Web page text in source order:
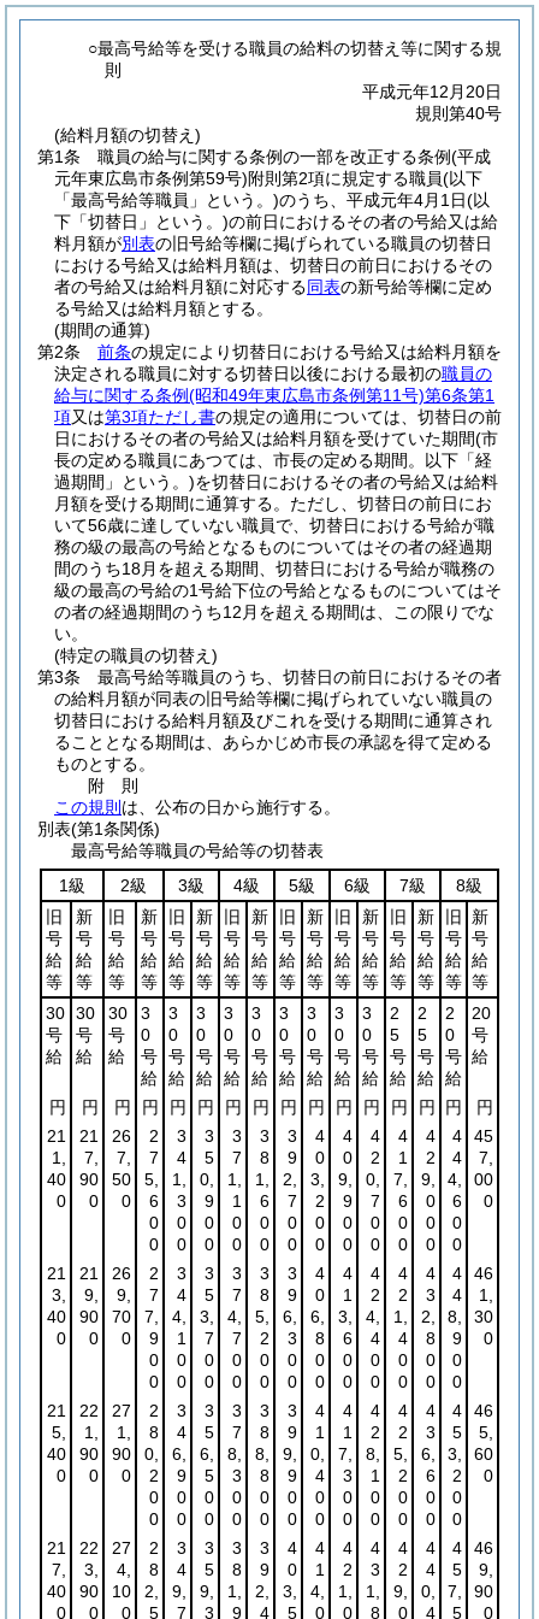
○最高号給等を受ける職員の給料の切替え等に関する規
則
平成元年12月20日
規則第40号
(給料月額の切替え)
第1条
職員の給与に関する条例の一部を改正する条例(平成
元年東広島市条例第59号)附則第2項に規定する職員(以下
「最高号給等職員」という。)のうち、平成元年4月1日(以
下「切替日」という。)の前日におけるその者の号給又は給
料月額が別表の旧号給等欄に掲げられている職員の切替日
における号給又は給料月額は、切替日の前日におけるその
者の号給又は給料月額に対応する同表の新号給等欄に定め
る号給又は給料月額とする。
(期間の通算)
第2条
前条の規定により切替日における号給又は給料月額を
決定される職員に対する切替日以後における最初の職員の
給与に関する条例(昭和49年東広島市条例第11号)第6条第1
項又は第3項ただし書の規定の適用については、切替日の前
日におけるその者の号給又は給料月額を受けていた期間(市
長の定める職員にあつては、市長の定める期間。以下「経
過期間」という。)を切替日におけるその者の号給又は給料
月額を受ける期間に通算する。 ただし、切替日の前日にお
いて56歳に達していない職員で、切替日における号給が職
務の級の最高の号給となるものについてはその者の経過期
間のうち18月を超える期間、切替日における号給が職務の
級の最高の号給の1号給下位の号給となるものについてはそ
の者の経過期間のうち12月を超える期間は、この限りでな
い。
(特定の職員の切替え)
第3条
最高号給等職員のうち、切替日の前日におけるその者
の給料月額が同表の旧号給等欄に掲げられていない職員の
切替日における給料月額及びこれを受ける期間に通算され
ることとなる期間は、あらかじめ市長の承認を得て定める
ものとする。
附 則
この規則 は、公布の日から施行する。
別表(第1条関係)
最高号給等職員の号給等の切替表
1級
2級 3級 4級 5級 6級 7級
8級
旧
号
給
等
新
号
給
等
旧
号
給
等
新
号
給
等
旧
号
給
等
新
号
給
等
旧
号
給
等
新
号
給
等
旧
号
給
等
新
号
給
等
旧
号
給
等
新
号
給
等
旧
号
給
等
新
号
給
等
旧
号
給
等
新
号
給
等
30
号
給
30
号
給
30
号
給
3
0
号
給
3
0
号
給
3
0
号
給
3
0
号
給
3
0
号
給
3
0
号
給
3
0
号
給
3
0
号
給
3
0
号
給
2
5
号
給
2
5
号
給
2
0
号
給
20
号
給
円 円 円 円 円 円 円 円 円 円 円 円 円 円 円
円
21
1,
40
0
21
7,
90
0
26
7,
50
0
2
7
5,
6
0
0
3
4
1,
3
0
0
3
5
0,
9
0
0
3
7
1,
1
0
0
3
8
1,
6
0
0
3
9
2,
7
0
0
4
0
3,
2
0
0
4
0
9,
9
0
0
4
2
0,
7
0
0
4
1
7,
6
0
0
4
2
9,
0
0
0
4
4
4,
6
0
0
45
7,
00
0
21
3,
40
0
21
9,
90
0
26
9,
70
0
2
7
7,
9
0
0
3
4
4,
1
0
0
3
5
3,
7
0
0
3
7
4,
7
0
0
3
8
5,
2
0
0
3
9
6,
3
0
0
4
0
6,
8
0
0
4
1
3,
6
0
0
4
2
4,
4
0
0
4
2
1,
4
0
0
4
3
2,
8
0
0
4
4
8,
9
0
0
46
1,
30
0
21
5,
40
0
22
1,
90
0
27
1,
90
0
2
8
0,
2
0
0
3
4
6,
9
0
0
3
5
6,
5
0
0
3
7
8,
3
0
0
3
8
8,
8
0
0
3
9
9,
9
0
0
4
1
0,
4
0
0
4
1
7,
3
0
0
4
2
8,
1
0
0
4
2
5,
2
0
0
4
3
6,
6
0
0
4
5
3,
2
0
0
46
5,
60
0
21
7,
40
0
22
3,
90
0
27
4,
10
0
2
8
2,
5
3
4
9,
7
3
5
9,
3
3
8
1,
9
3
9
2,
4
4
0
3,
5
4
1
4,
0
4
2
1,
0
4
3
1,
8
4
2
9,
0
4
4
0,
4
4
5
7,
5
46
9,
90
0